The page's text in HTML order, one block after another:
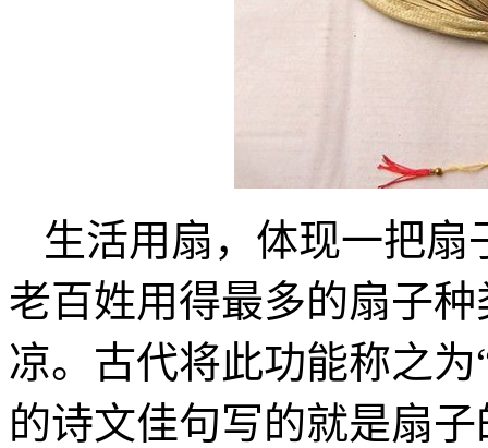
生活用扇，体现一把
老百姓用得最多的扇子
凉。古代将此功能称之
的诗文佳句写的就是扇